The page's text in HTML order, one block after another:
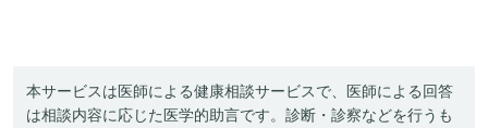
本サービスは医師による健康相談サービスで、医師による回答
は相談内容に応じた医学的助言です。診断・診察などを行うも